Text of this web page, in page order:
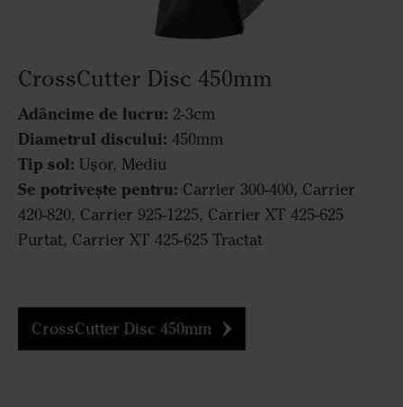
CrossCutter Disc 450mm
Adâncime de lucru: 2-3cm
Diametrul discului: 450mm
Tip sol: Ușor, Mediu
Se potrivește pentru: Carrier 300-400, Carrier
420-820, Carrier 925-1225, Carrier XT 425-625
Purtat, Carrier XT 425-625 Tractat
CrossCutter Disc 450mm